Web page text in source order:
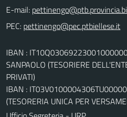
E-mail:
PEC:
IBAN :
SANPAOLO (TESORIERE
PRIVATI)
IBAN :
(TESORERIA UNICA PER